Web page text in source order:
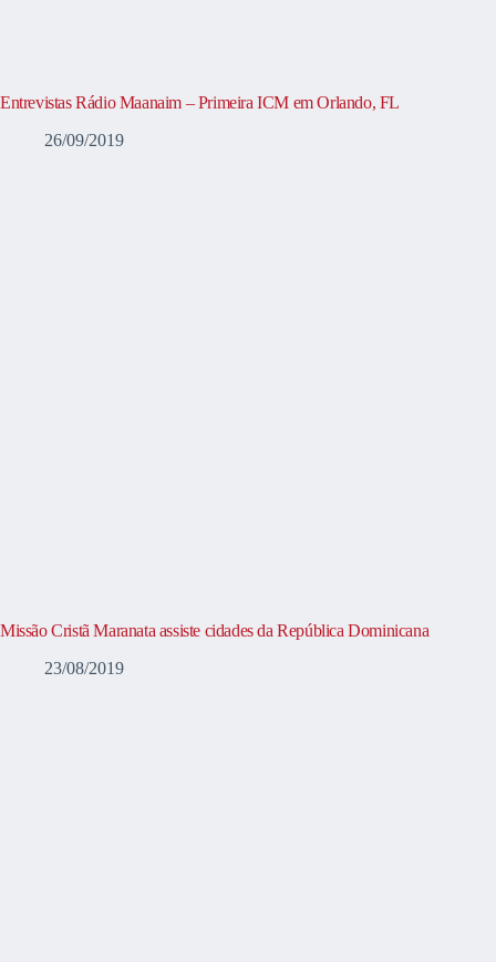
Entrevistas Rádio Maanaim – Primeira ICM em Orlando, FL
26/09/2019
Missão Cristã Maranata assiste cidades da República Dominicana
23/08/2019